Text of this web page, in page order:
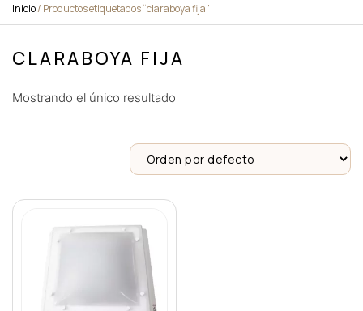
Inicio/ Productos etiquetados “claraboya fija”
CLARABOYA FIJA
Mostrando el único resultado